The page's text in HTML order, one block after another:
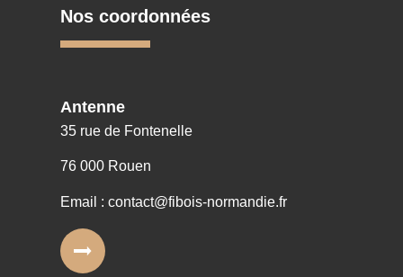
Nos coordonnées
Antenne
35 rue de Fontenelle
76 000 Rouen
Email : contact@fibois-normandie.fr